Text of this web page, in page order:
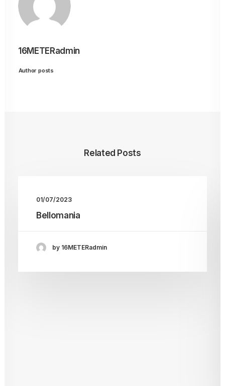
16METERadmin
Author posts
Related Posts
01/07/2023
Bellomania
by 16METERadmin